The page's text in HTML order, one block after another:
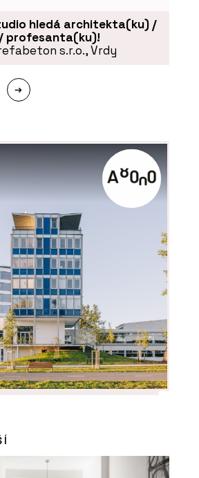
hledá architekta(ku) /
profesanta(ku)!
s.r.o., Vrdy